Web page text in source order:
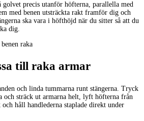
golvet precis utanför höfterna, parallella med
med benen utsträckta rakt framför dig och
ska vara i höfthöjd när du sitter så att du
dig.
raka
till raka armar
och linda tummarna runt stängerna. Tryck
och sträck ut armarna helt, lyft höfterna från
håll handlederna staplade direkt under